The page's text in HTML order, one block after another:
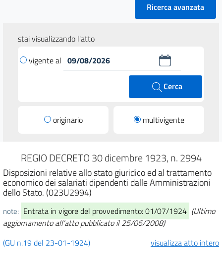
Ricerca avanzata
stai visualizzando l'atto
vigente al
Cerca
originario multivigente
REGIO DECRETO 30 dicembre 1923, n. 2994
Disposizioni relative allo stato giuridico ed al trattamento
economico dei salariati dipendenti dalle Amministrazioni
dello Stato. (023U2994)
note: Entrata in vigore del provvedimento: 01/07/1924 (Ultimo
aggiornamento all'atto pubblicato il 25/06/2008)
(GU n.19 del 23-01-1924)
visualizza atto intero